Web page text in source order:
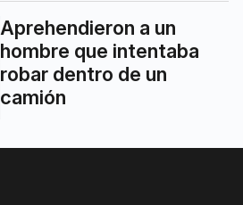
Aprehendieron a un
hombre que intentaba
robar dentro de un
camión